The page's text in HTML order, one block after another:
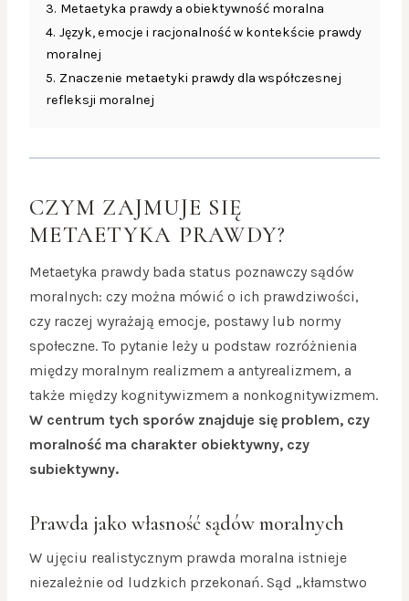
3. Metaetyka prawdy a obiektywność moralna
4. Język, emocje i racjonalność w kontekście prawdy
moralnej
5. Znaczenie metaetyki prawdy dla współczesnej
refleksji moralnej
CZYM ZAJMUJE SIĘ
METAETYKA PRAWDY?
Metaetyka prawdy bada status poznawczy sądów
moralnych: czy można mówić o ich prawdziwości,
czy raczej wyrażają emocje, postawy lub normy
społeczne. To pytanie leży u podstaw rozróżnienia
między moralnym realizmem a antyrealizmem, a
także między kognitywizmem a nonkognitywizmem.
W centrum tych sporów znajduje się problem, czy
moralność ma charakter obiektywny, czy
subiektywny.
Prawda jako własność sądów moralnych
W ujęciu realistycznym prawda moralna istnieje
niezależnie od ludzkich przekonań. Sąd „kłamstwo